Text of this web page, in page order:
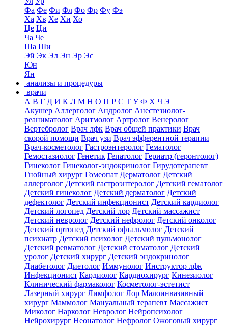
Фа Фе Фи Фл Фо Фр Фу Фэ
Ха Хв Хе Хи Хо
Це Ци
Ча Че
Ша Ши
Эй Эк Эл Эн Эр Эс
Юн
Ян
анализы и процедуры
врачи
А В Г Д И К Л М Н О П Р С Т У Ф Х Ч Э
Акушер Аллерголог Андролог Анестезиолог-
реаниматолог Аритмолог Артролог Венеролог
Вертебролог Врач лфк Врач общей практики Врач
скорой помощи Врач узи Врач эфферентной терапии
Врач-косметолог Гастроэнтеролог Гематолог
Гемостазиолог Генетик Гепатолог Гериатр (геронтолог)
Гинеколог Гинеколог-эндокринолог Гирудотерапевт
Гнойный хирург Гомеопат Дерматолог Детский
аллерголог Детский гастроэнтеролог Детский гематолог
Детский гинеколог Детский дерматолог Детский
дефектолог Детский инфекционист Детский кардиолог
Детский логопед Детский лор Детский массажист
Детский невролог Детский нефролог Детский онколог
Детский ортопед Детский офтальмолог Детский
психиатр Детский психолог Детский пульмонолог
Детский ревматолог Детский стоматолог Детский
уролог Детский хирург Детский эндокринолог
Диабетолог Диетолог Иммунолог Инструктор лфк
Инфекционист Кардиолог Кардиохирург Кинезиолог
Клинический фармаколог Косметолог-эстетист
Лазерный хирург Лимфолог Лор Малоинвазивный
хирург Маммолог Мануальный терапевт Массажист
Миколог Нарколог Невролог Нейропсихолог
Нейрохирург Неонатолог Нефролог Ожоговый хирург